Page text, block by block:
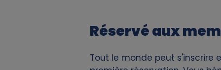
Réservé aux
Tout le monde peut s'inscrire